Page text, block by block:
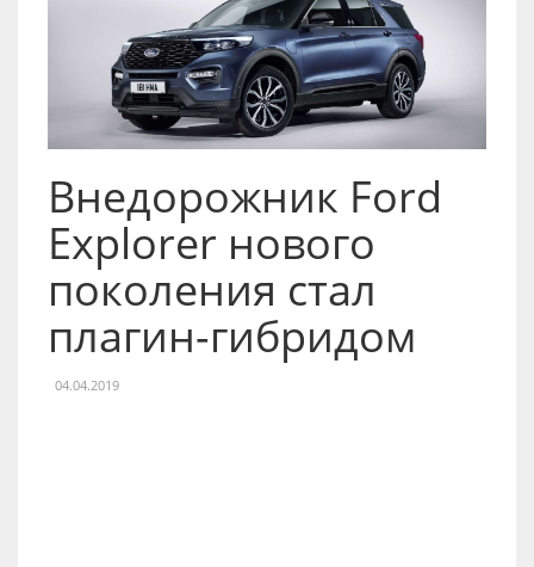
Внедорожник Ford
Explorer нового
поколения стал
плагин-гибридом
04.04.2019